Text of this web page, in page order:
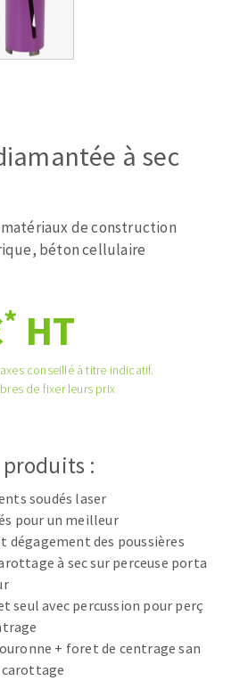
à ruban
APPLIQUÉS
papier
et patins
agglomérés
DE SURFACE
NETTOYAGE
LE TRAVAIL DU MÉTAL
à sec
de construction
béton cellulaire
* HT
conseillé à titre indicatif.
de fixer leurs prix
:
soudés laser
pour un meilleur
dégagement des poussières
à sec sur perceuse porta
seul avec percussion pour perç
+ foret de centrage san
carottage